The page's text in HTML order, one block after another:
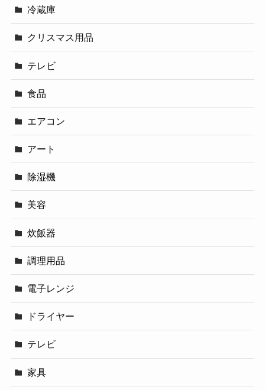
冷蔵庫
クリスマス用品
テレビ
食品
エアコン
アート
除湿機
美容
炊飯器
調理用品
電子レンジ
ドライヤー
テレビ
家具